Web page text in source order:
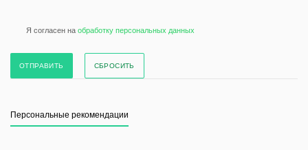
Я согласен на обработку персональных данных
СБРОСИТЬ
Персональные рекомендации